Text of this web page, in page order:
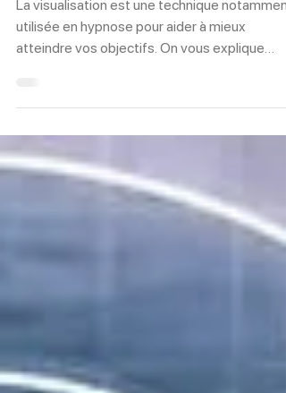
Le pouvoir de la visualisation
pour atteindre ses objectifs
utilisée en hypnose pour aider à mieux
comment ça...